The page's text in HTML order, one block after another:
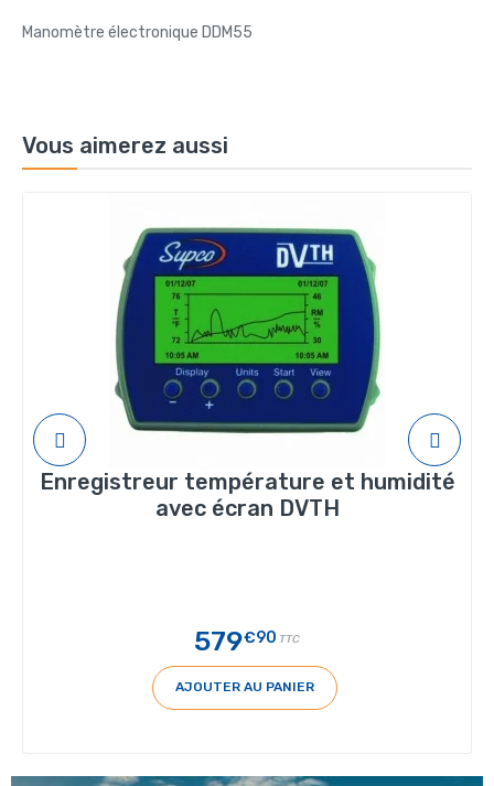
Manomètre électronique DDM55
Vous aimerez aussi
Enregistreur température et humidité
avec écran DVTH
579€90 TTC
AJOUTER AU PANIER